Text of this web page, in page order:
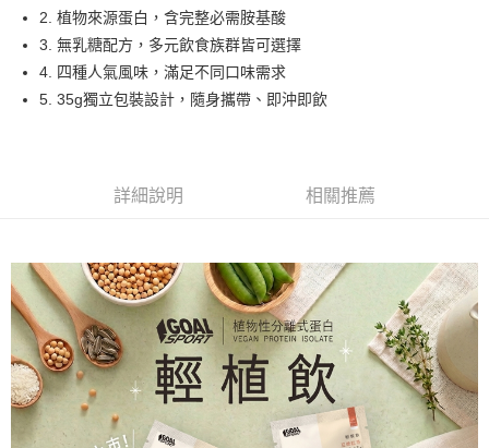
每筆NT$250
2. 植物來源蛋白，含完整必需胺基酸
3. 無乳糖配方，多元飲食族群皆可選擇
4. 四種人氣風味，滿足不同口味需求
5. 35g獨立包裝設計，隨身攜帶、即沖即飲
詳細說明 相關推薦